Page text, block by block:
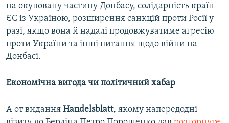
на окуповану частину Донбасу, солідарність країн
ЄС із Україною, розширення санкцій проти Росії у
разі, якщо вона й надалі продовжуватиме агресію
проти України та інші питання щодо війни на
Донбасі.
Економічна вигода чи політичний хабар
А от видання Handelsblatt, якому напередодні